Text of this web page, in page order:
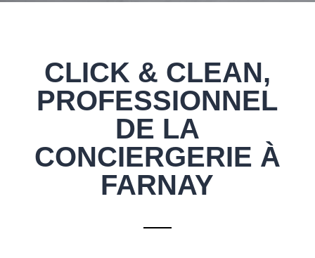
CLICK & CLEAN,
PROFESSIONNEL
DE LA
CONCIERGERIE À
FARNAY